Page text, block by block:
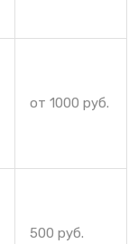
от 1000 руб.
500 руб.